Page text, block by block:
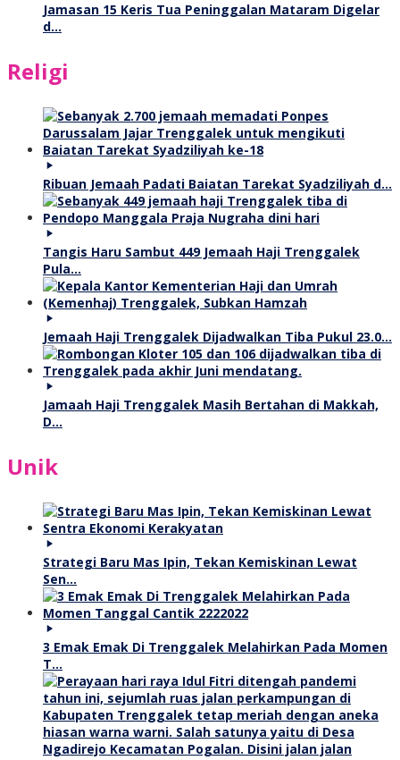
Jamasan 15 Keris Tua Peninggalan Mataram Digelar
d…
Religi
Ribuan Jemaah Padati Baiatan Tarekat Syadziliyah d…
Tangis Haru Sambut 449 Jemaah Haji Trenggalek
Pula…
Jemaah Haji Trenggalek Dijadwalkan Tiba Pukul 23.0…
Jamaah Haji Trenggalek Masih Bertahan di Makkah,
D…
Unik
Strategi Baru Mas Ipin, Tekan Kemiskinan Lewat
Sen…
3 Emak Emak Di Trenggalek Melahirkan Pada Momen
T…